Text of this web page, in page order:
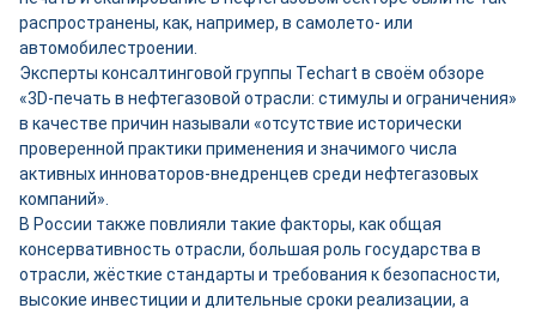
распространены, как, например, в самолето- или
автомобилестроении.
Эксперты консалтинговой группы Techart в своём обзоре
«3D-печать в нефтегазовой отрасли: стимулы и ограничения»
в качестве причин называли «отсутствие исторически
проверенной практики применения и значимого числа
активных инноваторов-внедренцев среди нефтегазовых
компаний».
В России также повлияли такие факторы, как общая
консервативность отрасли, большая роль государства в
отрасли, жёсткие стандарты и требования к безопасности,
высокие инвестиции и длительные сроки реализации, а